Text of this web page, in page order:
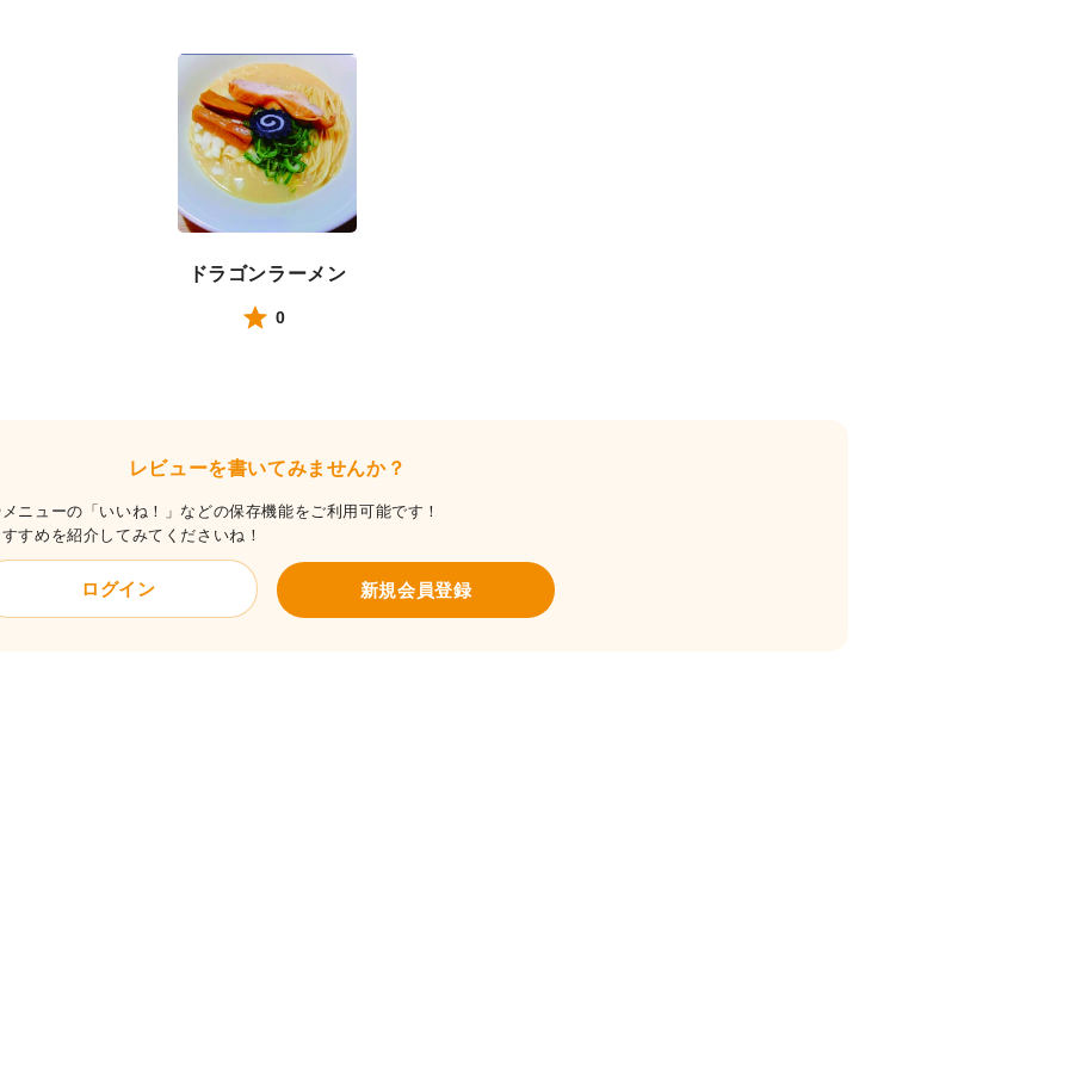
ドラゴンラーメン
0
レビューを書いてみませんか？
ニューの「いいね！」などの保存機能をご利用可能です！
すめを紹介してみてくださいね！
ログイン 新規会員登録